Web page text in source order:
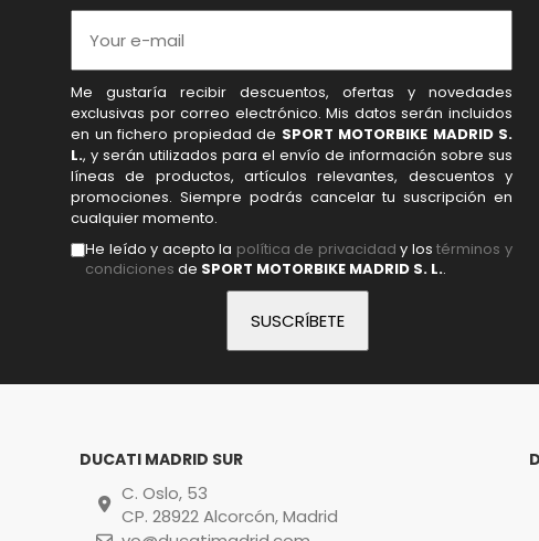
Me gustaría recibir descuentos, ofertas y novedades
exclusivas por correo electrónico. Mis datos serán incluidos
en un fichero propiedad de SPORT MOTORBIKE MADRID S.
L., y serán utilizados para el envío de información sobre sus
líneas de productos, artículos relevantes, descuentos y
promociones. Siempre podrás cancelar tu suscripción en
cualquier momento.
He leído y acepto la política de privacidad y lostérminos y
condiciones de SPORT MOTORBIKE MADRID S. L..
DUCATI MADRID SUR
C. Oslo, 53
CP. 28922 Alcorcón, Madrid